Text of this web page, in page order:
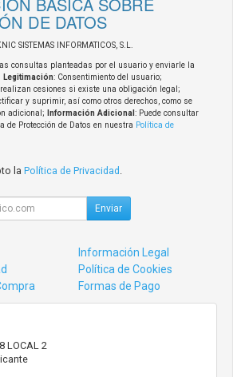
DE DATOS
SISTEMAS INFORMATICOS, S.L.
consultas planteadas por el usuario y enviarle la
Legitimación: Consentimiento del usuario;
realizan cesiones si existe una obligación legal;
y suprimir, así como otros derechos, como se
adicional;
Información Adicional : Puede consultar
de Protección de Datos en nuestra Política de
la Política de Privacidad
Enviar
Información Legal
Política de Cookies
Formas de Pago
LOCAL 2